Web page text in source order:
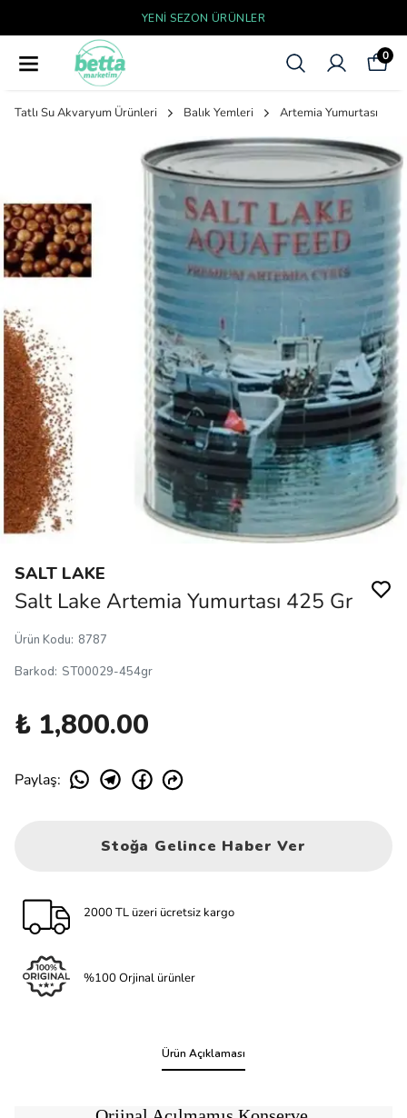
YENI SEZON ÜRÜNLER
0
Tatlı Su Akvaryum Ürünleri Balık Yemleri Artemia Yumurtası
SALT LAKE
Salt Lake Artemia Yumurtası 425 Gr
Ürün Kodu: 8787
Barkod: ST00029-454gr
₺ 1,800.00
Paylaş:
Stoğa Gelince Haber Ver
2000 TL üzeri ücretsiz kargo
%100 Orjinal ürünler
Ürün Açıklaması